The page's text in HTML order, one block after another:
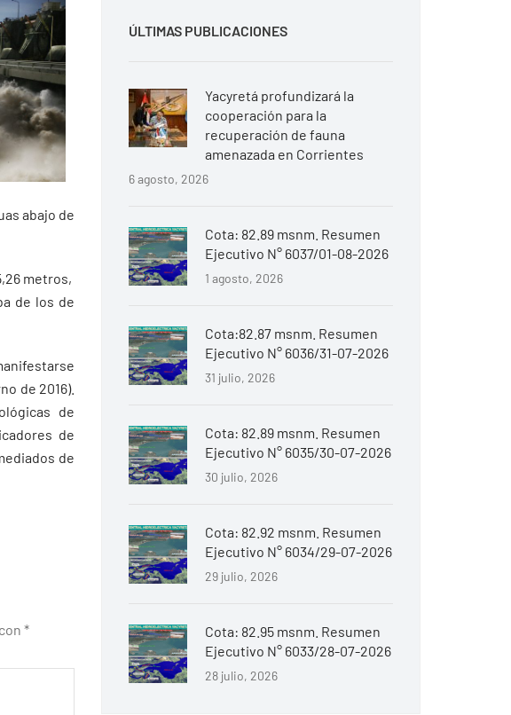
abajo de
metros,
de los de
de 2016).
de
de
de
*
ÚLTIMAS PUBLICACIONES
Yacyretá profundizará la
cooperación para la
recuperación de fauna
amenazada en Corrientes
6 agosto, 2026
Cota: 82.89 msnm. Resumen
Ejecutivo N° 6037/01-08-2026
1 agosto, 2026
Cota:82.87 msnm. Resumen
Ejecutivo N° 6036/31-07-2026
31 julio, 2026
Cota: 82.89 msnm. Resumen
Ejecutivo N° 6035/30-07-2026
30 julio, 2026
Cota: 82.92 msnm. Resumen
Ejecutivo N° 6034/29-07-2026
29 julio, 2026
Cota: 82.95 msnm. Resumen
Ejecutivo N° 6033/28-07-2026
28 julio, 2026